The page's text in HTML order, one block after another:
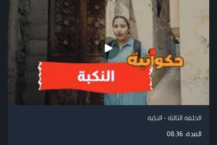
الحلقة الثالثة - النكبة
المدة: 08:36